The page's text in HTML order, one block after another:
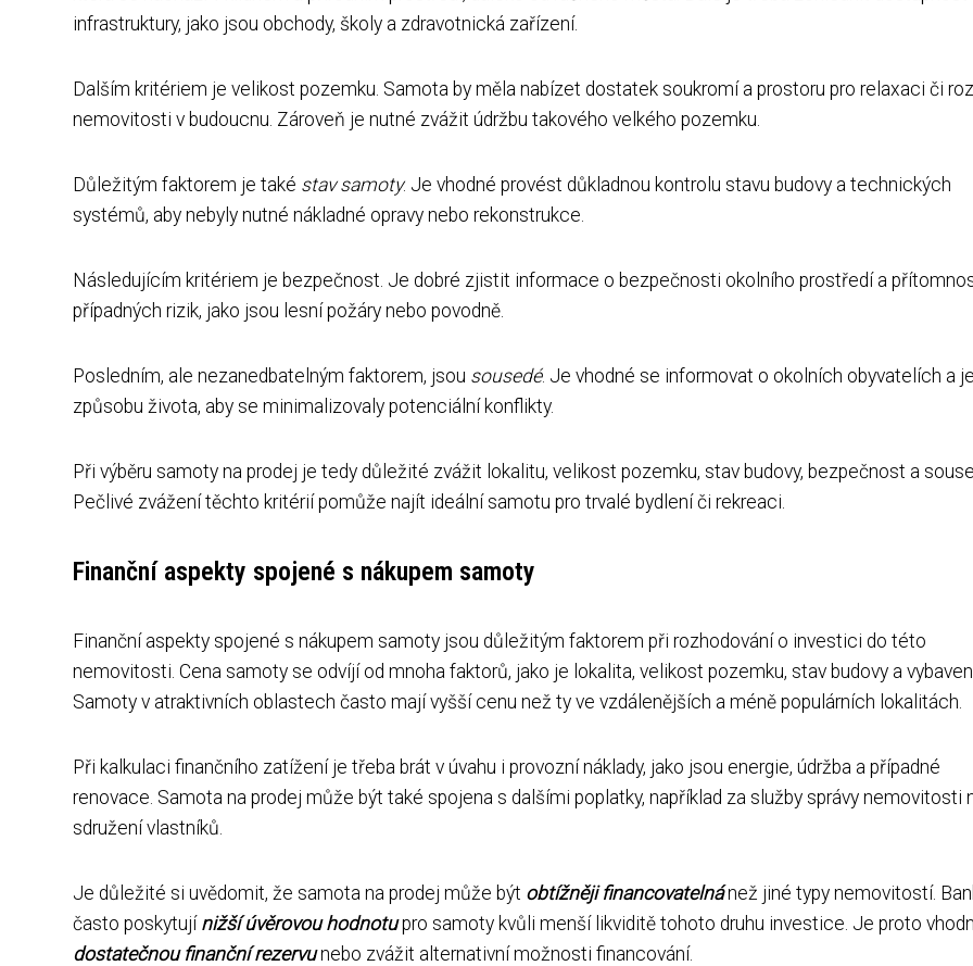
infrastruktury, jako jsou obchody, školy a zdravotnická zařízení.
Dalším kritériem je velikost pozemku. Samota by měla nabízet dostatek soukromí a prostoru pro relaxaci či
nemovitosti v budoucnu. Zároveň je nutné zvážit údržbu takového velkého pozemku.
Důležitým faktorem je také stav samoty. Je vhodné provést důkladnou kontrolu stavu budovy a technických
systémů, aby nebyly nutné nákladné opravy nebo rekonstrukce.
Následujícím kritériem je bezpečnost. Je dobré zjistit informace o bezpečnosti okolního prostředí a
případných rizik, jako jsou lesní požáry nebo povodně.
Posledním, ale nezanedbatelným faktorem, jsou sousedé. Je vhodné se informovat o okolních obyvatelích a
způsobu života, aby se minimalizovaly potenciální konflikty.
Při výběru samoty na prodej je tedy důležité zvážit lokalitu, velikost pozemku, stav budovy, bezpečnost a
Pečlivé zvážení těchto kritérií pomůže najít ideální samotu pro trvalé bydlení či rekreaci.
Finanční aspekty spojené s nákupem samoty
Finanční aspekty spojené s nákupem samoty jsou důležitým faktorem při rozhodování o investici do této
nemovitosti. Cena samoty se odvíjí od mnoha faktorů, jako je lokalita, velikost pozemku, stav budovy a
Samoty v atraktivních oblastech často mají vyšší cenu než ty ve vzdálenějších a méně populárních lokalitách.
Při kalkulaci finančního zatížení je třeba brát v úvahu i provozní náklady, jako jsou energie, údržba a případné
renovace. Samota na prodej může být také spojena s dalšími poplatky, například za služby správy nemovitosti
sdružení vlastníků.
Je důležité si uvědomit, že samota na prodej může být obtížněji financovatelnánež jiné typy nemovitostí.
často poskytují nižší úvěrovou hodnotupro samoty kvůli menší likviditě tohoto druhu investice. Je proto
dostatečnou finanční rezervunebo zvážit alternativní možnosti financování.